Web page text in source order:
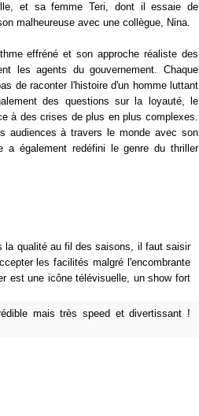
et sa femme Teri, dont il essaie de
malheureuse avec une collègue, Nina.
effréné et son approche réaliste des
les agents du gouvernement. Chaque
de raconter l'histoire d'un homme luttant
des questions sur la loyauté, le
à des crises de plus en plus complexes.
audiences à travers le monde avec son
également redéfini le genre du thriller
la qualité au fil des saisons, il faut saisir
les facilités malgré l'encombrante
est une icône télévisuelle, un show fort
mais très speed et divertissant !